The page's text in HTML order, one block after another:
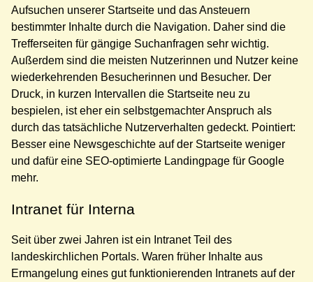
Aufsuchen unserer Startseite und das Ansteuern
bestimmter Inhalte durch die Navigation. Daher sind die
Trefferseiten für gängige Suchanfragen sehr wichtig.
Außerdem sind die meisten Nutzerinnen und Nutzer keine
wiederkehrenden Besucherinnen und Besucher. Der
Druck, in kurzen Intervallen die Startseite neu zu
bespielen, ist eher ein selbstgemachter Anspruch als
durch das tatsächliche Nutzerverhalten gedeckt. Pointiert:
Besser eine Newsgeschichte auf der Startseite weniger
und dafür eine SEO-optimierte Landingpage für Google
mehr.
Intranet für Interna
Seit über zwei Jahren ist ein Intranet Teil des
landeskirchlichen Portals. Waren früher Inhalte aus
Ermangelung eines gut funktionierenden Intranets auf der